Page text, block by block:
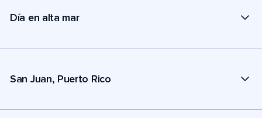
Día en alta mar
San Juan, Puerto Rico